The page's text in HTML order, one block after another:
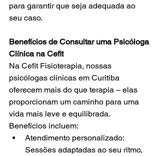
para garantir que seja adequada ao
seu caso.
Benefícios de Consultar uma Psicóloga
Clínica na Cefit
Na Cefit Fisioterapia, nossas
psicólogas clínicas em Curitiba
oferecem mais do que terapia – elas
proporcionam um caminho para uma
vida mais leve e equilibrada.
Benefícios incluem:
Atendimento personalizado:
Sessões adaptadas ao seu ritmo,